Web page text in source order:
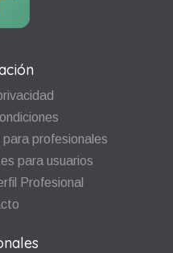
profesionales
para usuarios
Profesional